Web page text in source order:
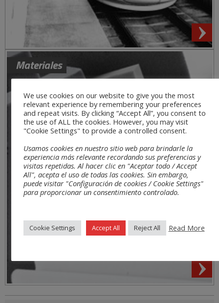
Materiales
We use cookies on our website to give you the most
relevant experience by remembering your preferences
and repeat visits. By clicking “Accept All”, you consent to
the use of ALL the cookies. However, you may visit
"Cookie Settings" to provide a controlled consent.
Usamos cookies en nuestro sitio web para brindarle la
experiencia más relevante recordando sus preferencias y
visitas repetidas. Al hacer clic en "Aceptar todo / Accept
All", acepta el uso de todas las cookies. Sin embargo,
puede visitar "Configuración de cookies / Cookie Settings"
para proporcionar un consentimiento controlado.
Cookie Settings Accept All Reject All Read More